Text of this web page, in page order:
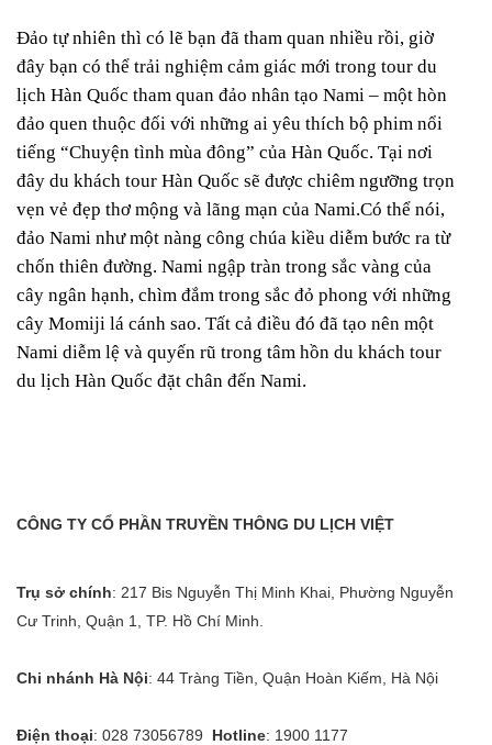
Đảo tự nhiên thì có lẽ bạn đã tham quan nhiều rồi, giờ
đây bạn có thể trải nghiệm cảm giác mới trong tour du
lịch Hàn Quốc tham quan đảo nhân tạo Nami – một hòn
đảo quen thuộc đối với những ai yêu thích bộ phim nổi
tiếng “Chuyện tình mùa đông” của Hàn Quốc. Tại nơi
đây du khách tour Hàn Quốc sẽ được chiêm ngưỡng trọn
vẹn vẻ đẹp thơ mộng và lãng mạn của Nami.Có thể nói,
đảo Nami như một nàng công chúa kiều diễm bước ra từ
chốn thiên đường. Nami ngập tràn trong sắc vàng của
cây ngân hạnh, chìm đắm trong sắc đỏ phong với những
cây Momiji lá cánh sao. Tất cả điều đó đã tạo nên một
Nami diễm lệ và quyến rũ trong tâm hồn du khách tour
du lịch Hàn Quốc đặt chân đến Nami.
CÔNG TY CỔ PHẦN TRUYỀN THÔNG DU LỊCH VIỆT
Trụ sở chính: 217 Bis Nguyễn Thị Minh Khai, Phường Nguyễn
Cư Trinh, Quận 1, TP. Hồ Chí Minh.
Chi nhánh Hà Nội: 44 Tràng Tiền, Quận Hoàn Kiếm, Hà Nội
Điện thoại: 028 73056789 Hotline: 1900 1177